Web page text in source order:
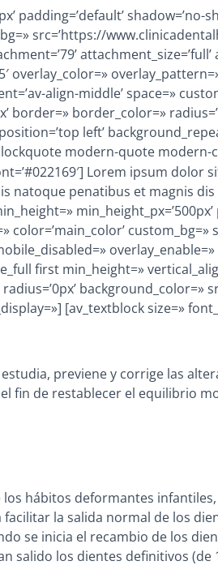
padding=’default’
src=’https://
attachment_size=’full’
overlay_color=»
align-middle’ space=»
border=» border_color=»
left’
modern-quote modern-
Lorem ipsum
natoque penatibus et magnis
min_height_px=’500px’
custom_bg=»
first min_height=»
background_color=»
[av_textblock size=»
previene y corrige las
fin de restablecer el equilibrio
hábitos deformantes
la salida normal de los
se inicia el recambio de los
salido los dientes definitivos (de